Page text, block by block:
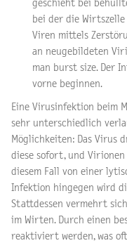
geschieht bei
bei der die
Viren mittels
an neugebildeten
man burst size. Der
vorne beginnen.
Eine Virusinfektion beim
sehr unterschiedlich
Möglichkeiten: Das
diese sofort, und
diesem Fall von einer
Infektion hingegen wird
Stattdessen vermehrt
im Wirten. Durch einen
reaktiviert werden, was